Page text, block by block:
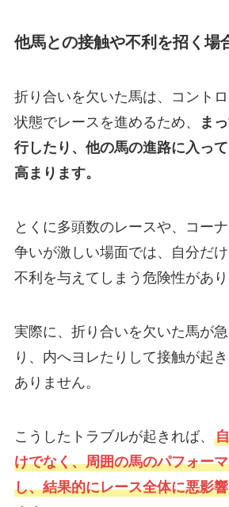
他馬との接触や不利を招く場
折り合いを欠いた馬は、コント
状態でレースを進めるため、
ま
行したり、他の馬の進路に入っ
高まります。
とくに多頭数のレースや、コー
争いが激しい場面では、自分だ
不利を与えてしまう危険性があり
実際に、折り合いを欠いた馬が
り、内へヨレたりして接触が起
ありません。
こうしたトラブルが起きれば、
けでなく、周囲の馬のパフォー
し、結果的にレース全体に悪影